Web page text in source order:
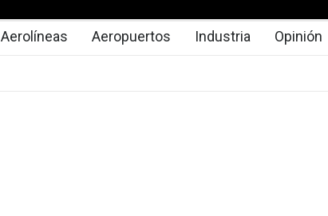
Aerolíneas Aeropuertos Industria Opinión